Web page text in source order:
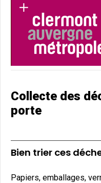
Collecte des
porte
Bien trier ces
Papiers, emballages,